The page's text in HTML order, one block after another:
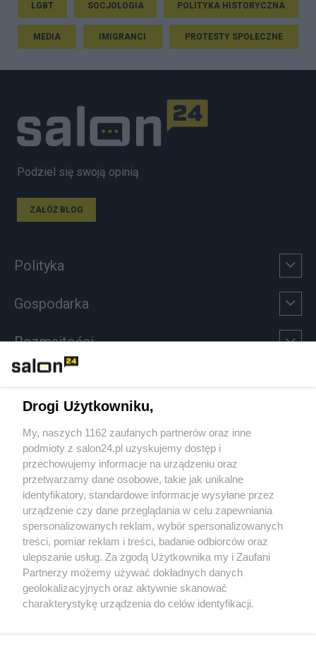
LGBT SOCJOLOGIA POLITYKA HISTORYCZNA
MEDIA IMIGRANCI PROTESTY SPOŁECZNE
Podziel się swoją opinią
ZAŁÓŻ BLOG
Polityka
Gospodarka
Rozmaitości
Sport
Społeczeństwo
Kultura
X Facebook Instagram Youtube
Drogi Użytkowniku,
My, naszych 1162 zaufanych partnerów oraz inne
podmioty z salon24.pl uzyskujemy dostęp i
przechowujemy informacje na urządzeniu oraz
przetwarzamy dane osobowe, takie jak unikalne
identyfikatory, standardowe informacje wysyłane przez
urządzenie czy dane przeglądania w celu zapewniania
spersonalizowanych reklam, wybór spersonalizowanych
treści, pomiar reklam i treści, badanie odbiorców oraz
ulepszanie usług. Za zgodą Użytkownika my i Zaufani
Partnerzy możemy używać dokładnych danych
geolokalizacyjnych oraz aktywnie skanować
charakterystykę urządzenia do celów identyfikacji.